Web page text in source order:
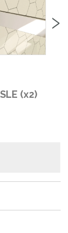
›
(x2)